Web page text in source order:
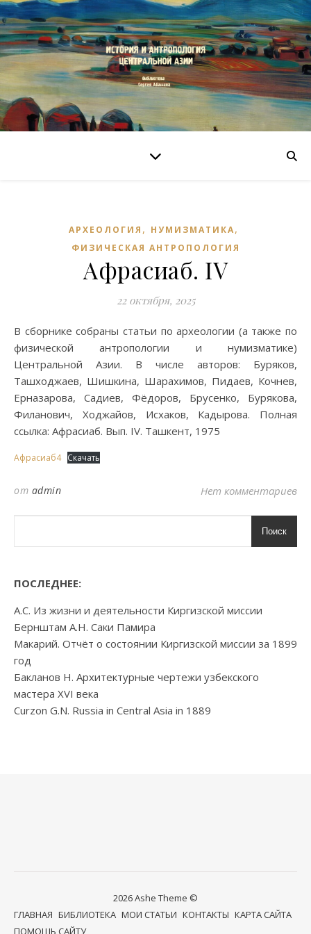
АРХЕОЛОГИЯ , НУМИЗМАТИКА,
ФИЗИЧЕСКАЯ АНТРОПОЛОГИЯ
Афрасиаб. IV
22 октября, 2025
В сборнике собраны статьи по археологии (а также по
физической антропологии и нумизматике)
Центральной Азии. В числе авторов: Буряков,
Ташходжаев, Шишкина, Шарахимов, Пидаев, Кочнев,
Ерназарова, Садиев, Фёдоров, Брусенко, Бурякова,
Филанович, Ходжайов, Исхаков, Кадырова. Полная
ссылка: Афрасиаб. Вып. IV. Ташкент, 1975
Афрасиаб4 Скачать
от admin Нет комментариев
Поиск
ПОСЛЕДНЕЕ:
А.С. Из жизни и деятельности Киргизской миссии
Бернштам А.Н. Саки Памира
Макарий. Отчёт о состоянии Киргизской миссии за 1899
год
Бакланов Н. Архитектурные чертежи узбекского
мастера XVI века
Curzon G.N. Russia in Central Asia in 1889
2026 Ashe Theme ©
ГЛАВНАЯ БИБЛИОТЕКА МОИ СТАТЬИ КОНТАКТЫ КАРТА САЙТА
ПОМОЩЬ САЙТУ